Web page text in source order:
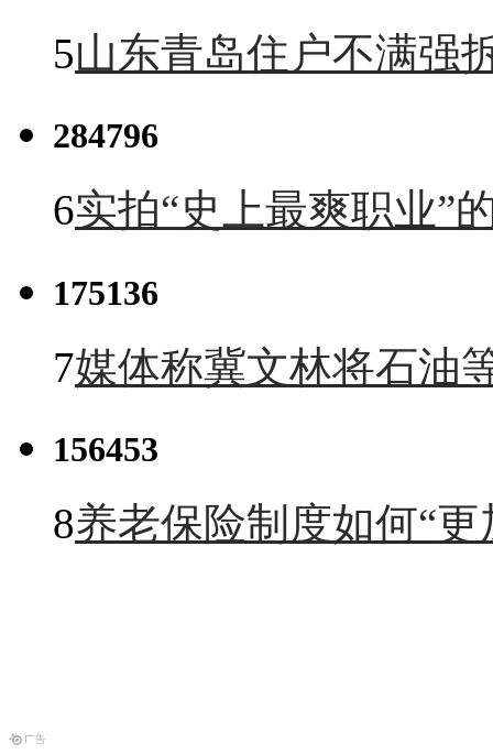
5山东青岛住户不满强
284796
6实拍“史上最爽职业”
175136
7媒体称冀文林将石油
156453
8养老保险制度如何“